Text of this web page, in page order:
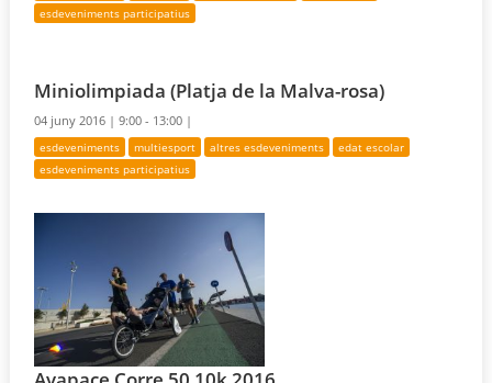
esdeveniments participatius
Miniolimpiada (Platja de la Malva-rosa)
04 juny 2016 |9:00 - 13:00 |
esdeveniments multiesport altres esdeveniments
edat escolar
esdeveniments participatius